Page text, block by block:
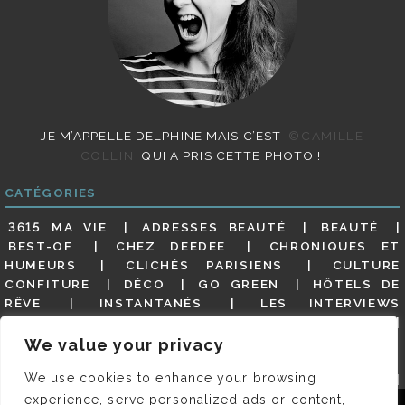
We value your privacy
We use cookies to enhance your browsing
experience, serve personalized ads or content,
JE M’APPELLE DELPHINE MAIS C’EST
©CAMILLE
COLLIN
QUI A PRIS CETTE PHOTO !
CATÉGORIES
3615 MA VIE ADRESSES BEAUTÉ
BEAUTÉ
BEST-OF
CHEZ DEEDEE
CHRONIQUES ET
HUMEURS
CLICHÉS PARISIENS
CULTURE
CONFITURE
DÉCO GO GREEN
HÔTELS DE
RÊVE
INSTANTANÉS
LES INTERVIEWS
MES ADRESSES
MODE NON CLASSÉ
GUIDE
PARIS EN PHOTOS
RESTAURANTS
REVUE DE PRESSE DÉTAILLÉE, SIOU PLAIT